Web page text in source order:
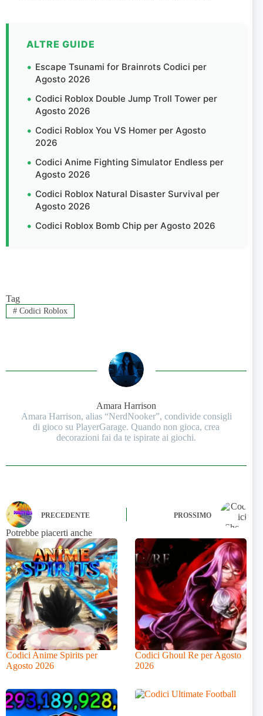
ALTRE GUIDE
Escape Tsunami for Brainrots Codici per
Agosto 2026
Codici Roblox Double Jump Troll Tower per
Agosto 2026
Codici Roblox You VS Homer per Agosto
2026
Codici Anime Fighting Simulator Endless per
Agosto 2026
Codici Roblox Natural Disaster Survival per
Agosto 2026
Codici Roblox Bomb Chip per Agosto 2026
Tag
#Codici Roblox
Amara Harrison
Amara Harrison, alias “NerdNooker”, condivide consigli
di gioco su PlayerGarage. Quando non gioca, crea
decorazioni fai da te ispirate ai giochi.
PRECEDENTE PROSSIMO
Potrebbe piacerti anche
Codici Anime Spirits per
Agosto 2026
Codici Ghoul Re per Agosto
2026